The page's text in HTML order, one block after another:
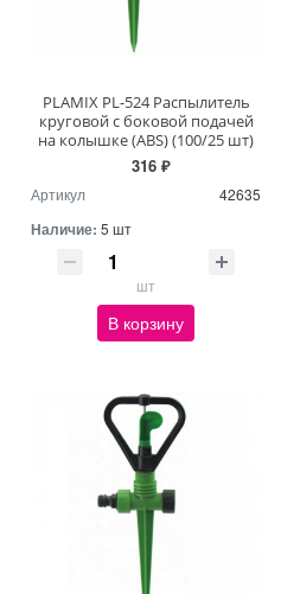
PLAMIX PL-524 Распылитель
круговой с боковой подачей
на колышке (ABS) (100/25 шт)
316 ₽
Артикул 42635
Наличие: 5 шт
шт
В корзину